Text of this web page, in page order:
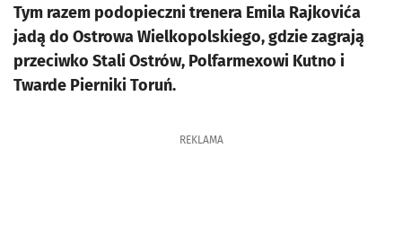
Tym razem podopieczni trenera Emila Rajkovića
jadą do Ostrowa Wielkopolskiego, gdzie zagrają
przeciwko Stali Ostrów, Polfarmexowi Kutno i
Twarde Pierniki Toruń.
REKLAMA